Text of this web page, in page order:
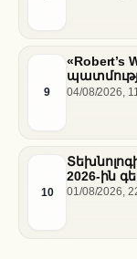
9
«Robert’s
«Nissan
04/08/2026,
10
2026-ին
01/08/2026,